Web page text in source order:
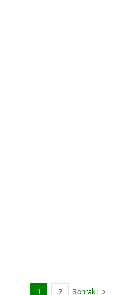
1 2 Sonraki